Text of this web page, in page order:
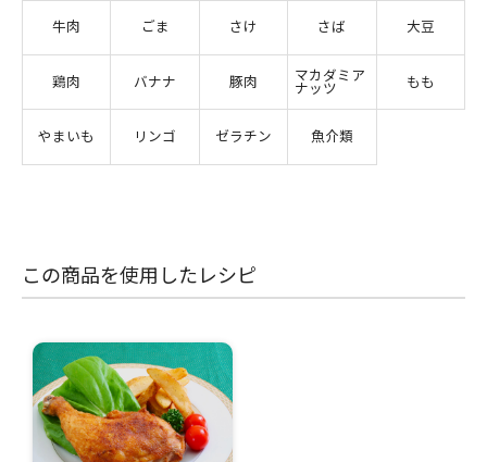
牛肉 ごま さけ さば 大豆
鶏肉 バナナ 豚肉
マカダミア
ナッツ
もも
やまいも リンゴ ゼラチン 魚介類
この商品を使用したレシピ